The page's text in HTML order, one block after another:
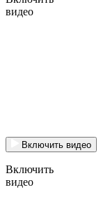
видео
Включить видео
Включить
видео